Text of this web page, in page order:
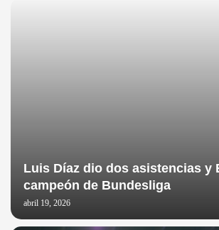
Luis Díaz dio dos asistencias y
campeón de Bundesliga
abril 19, 2026